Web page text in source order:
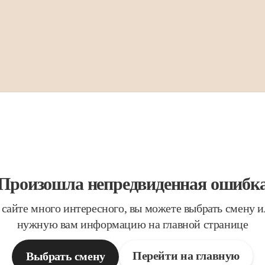
непредвиденная
много интересного, вы можете выбрать смену
нужную вам информацию на главной странице
Выбрать смену Перейти на главную